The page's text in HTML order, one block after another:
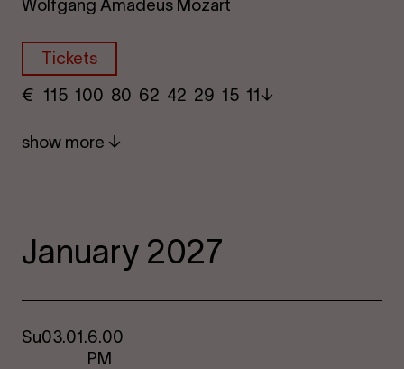
Wolfgang Amadeus Mozart
Tickets
€ ​ 115 100 80​ 62 42 29​ 15 11
show more
January 2027
Su03.01.6.00
PM